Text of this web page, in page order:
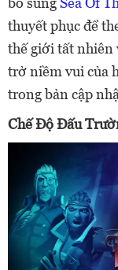
thuyết phục để
thế giới tất nhiên
trở niềm vui của
trong bản cập
Chế Độ Đấu